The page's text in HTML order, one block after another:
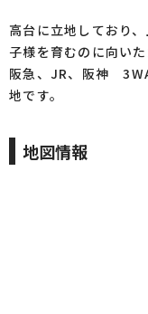
高台に立地しており
子様を育むのに向いた
阪急、JR、阪神
地です。
地図情報